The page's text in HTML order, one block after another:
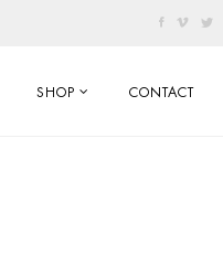
SHOP CONTACT